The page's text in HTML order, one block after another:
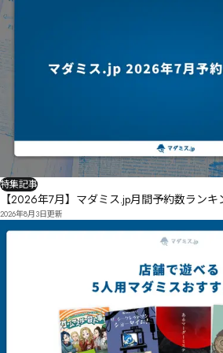
特集記事
【2026年7月】マダミス.jp月間予約数ランキ
2026年8月3日更新